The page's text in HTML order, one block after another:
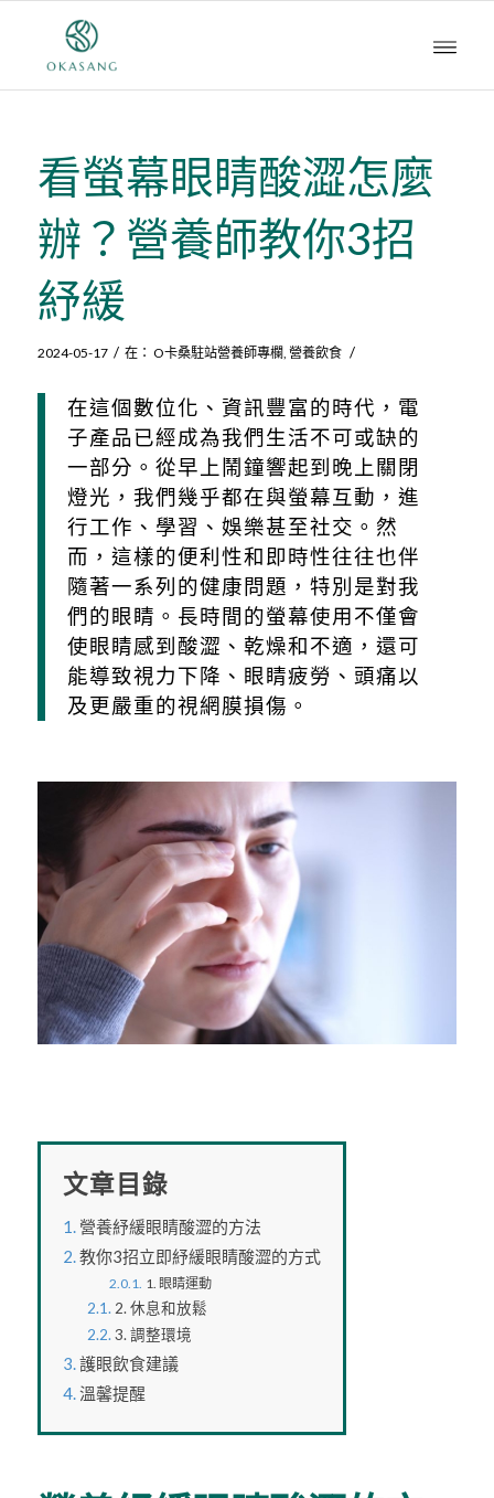
看螢幕眼睛酸澀怎麼
辦？營養師教你3招
紓緩
2024-05-17 / 在： O卡桑駐站營養師專欄, 營養飲食 /
在這個數位化、資訊豐富的時代，電
子產品已經成為我們生活不可或缺的
一部分。從早上鬧鐘響起到晚上關閉
燈光，我們幾乎都在與螢幕互動，進
行工作、學習、娛樂甚至社交。然
而，這樣的便利性和即時性往往也伴
隨著一系列的健康問題，特別是對我
們的眼睛。長時間的螢幕使用不僅會
使眼睛感到酸澀、乾燥和不適，還可
能導致視力下降、眼睛疲勞、頭痛以
及更嚴重的視網膜損傷。
文章目錄
營養紓緩眼睛酸澀的方法
教你3招立即紓緩眼睛酸澀的方式
1. 眼睛運動
2. 休息和放鬆
3. 調整環境
護眼飲食建議
溫馨提醒